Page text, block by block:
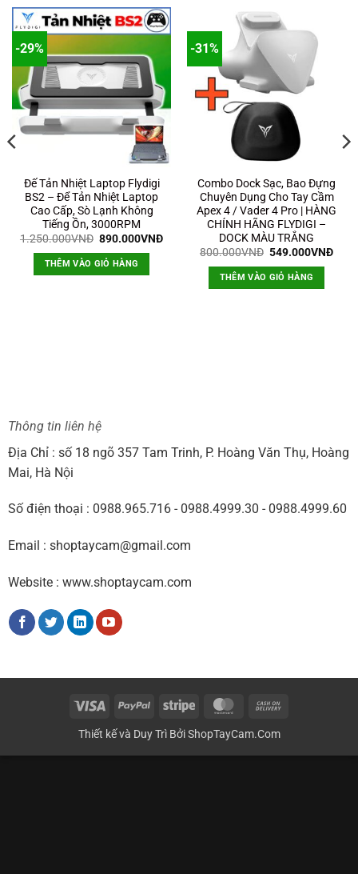
-29%
Đế Tản Nhiệt Laptop Flydigi
BS2 – Để Tản Nhiệt Laptop
Cao Cấp, Sò Lạnh Không
Tiếng Ồn, 3000RPM
1.250.000VNĐ Giá
là:
1.250.000VNĐ.
890.000VNĐGiá
890.000VNĐ.
THÊM VÀO GIỎ HÀNG
-31%
Combo Dock Sạc, Bao Đựng
Chuyên Dụng Cho Tay Cầm
Apex 4 / Vader 4 Pro | HÀNG
CHÍNH HÃNG FLYDIGI –
DOCK MÀU TRẮNG
800.000VNĐ Giá
là:
800.000VNĐ.
549.000VNĐGiá
THÊM VÀO GIỎ HÀNG
Thông tin liên hệ
Địa Chỉ : số 18 ngõ 357 Tam Trinh, P. Hoàng Văn Thụ, Hoàng
Mai, Hà Nội
Số điện thoại : 0988.965.716 - 0988.4999.30 - 0988.4999.60
Email : shoptaycam@gmail.com
Website : www.shoptaycam.com
Visa PayPal Stripe MasterCard
Thiết kế và Duy Trì BởiShopTayCam.Com